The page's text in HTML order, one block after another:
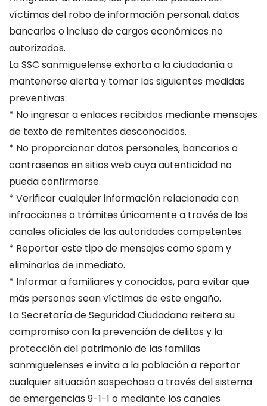
víctimas del robo de información personal, datos
bancarios o incluso de cargos económicos no
autorizados.
La SSC sanmiguelense exhorta a la ciudadanía a
mantenerse alerta y tomar las siguientes medidas
preventivas:
* No ingresar a enlaces recibidos mediante mensajes
de texto de remitentes desconocidos.
* No proporcionar datos personales, bancarios o
contraseñas en sitios web cuya autenticidad no
pueda confirmarse.
* Verificar cualquier información relacionada con
infracciones o trámites únicamente a través de los
canales oficiales de las autoridades competentes.
* Reportar este tipo de mensajes como spam y
eliminarlos de inmediato.
* Informar a familiares y conocidos, para evitar que
más personas sean víctimas de este engaño.
La Secretaría de Seguridad Ciudadana reitera su
compromiso con la prevención de delitos y la
protección del patrimonio de las familias
sanmiguelenses e invita a la población a reportar
cualquier situación sospechosa a través del sistema
de emergencias 9-1-1 o mediante los canales